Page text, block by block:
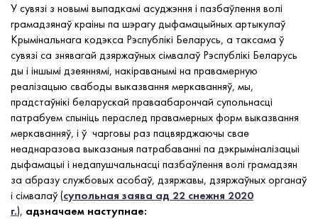
У сувязі з новымі выпадкамі асуджэння і пазбаўлення волі
грамадзянаў краіны па шэрагу дыфамацыйных артыкулаў
Крымінальнага кодэкса Рэспублікі Беларусь, а таксама ў
сувязі са знявагай дзяржаўных сімвалаў Рэспублікі Беларусь
ды і іншымі дзеяннямі, накіраванымі на правамерную
реалізацыю свабоды выказвання меркаванняў, мы,
прадстаўнікі беларускай праваабарончай супольнасці
патрабуем спыніць пераслед правамерных форм выказвання
меркаванняў, і ў чарговы раз пацвярджаючы свае
неаднаразова выказаныя патрабаванні па дэкрыміналізацыі
дыфамацыі і недапушчальнасці пазбаўлення волі грамадзян
за абразу службовых асобаў, дзяржавы, дзяржаўных органаў
і сімвалаў (супольная заява ад 22 снежня 2020
г.), адзначаем наступнае: